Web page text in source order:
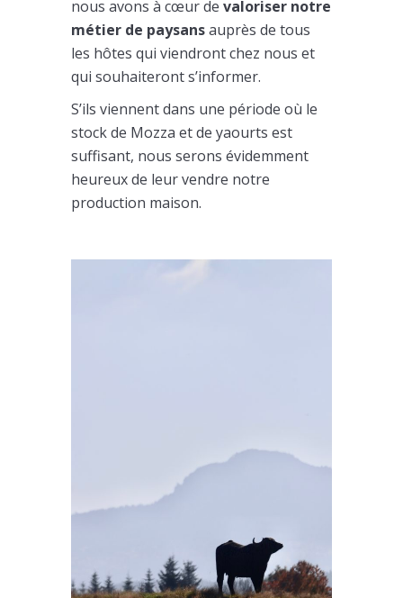
nous avons à cœur de valoriser notre
métier de paysansauprès de tous
les hôtes qui viendront chez nous et
qui souhaiteront s’informer.
S’ils viennent dans une période où le
stock de Mozza et de yaourts est
suffisant, nous serons évidemment
heureux de leur vendre notre
production maison.